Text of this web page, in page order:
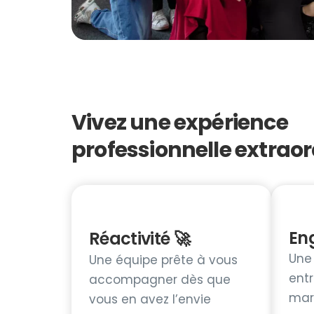
Vivez une expérience
professionnelle
Réactivité 🚀
Une équipe prête à vous
accompagner dès que
vous en avez l’envie